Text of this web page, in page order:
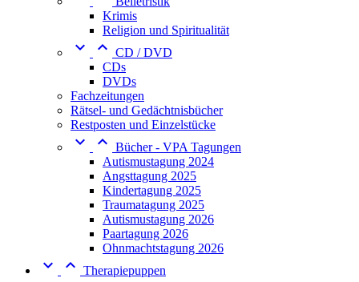
Krimis
Religion und Spiritualität
  CD / DVD
CDs
DVDs
Fachzeitungen
Rätsel- und Gedächtnisbücher
Restposten und Einzelstücke
  Bücher - VPA Tagungen
Autismustagung 2024
Angsttagung 2025
Kindertagung 2025
Traumatagung 2025
Autismustagung 2026
Paartagung 2026
Ohnmachtstagung 2026
  Therapiepuppen